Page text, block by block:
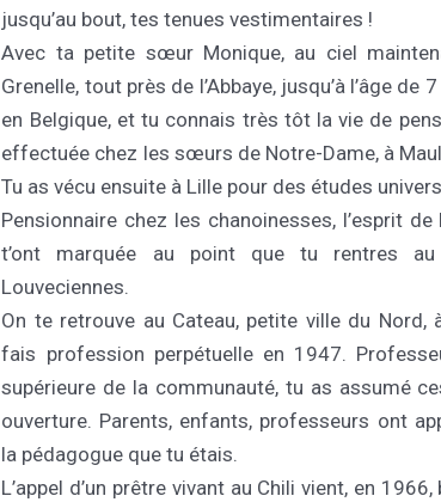
jusqu’au bout, tes tenues vestimentaires !
Avec ta petite sœur Monique, au ciel
Grenelle, tout près de l’Abbaye, jusqu’à l’âge
en Belgique, et tu connais très tôt la vie de
effectuée chez les sœurs de Notre-Dame, à
Tu as vécu ensuite à Lille pour des études
Pensionnaire chez les chanoinesses, l’esprit
t’ont marquée au point que tu rentres
Louveciennes.
On te retrouve au Cateau, petite ville du Nord,
fais profession perpétuelle en 1947.
supérieure de la communauté, tu as assumé
ouverture. Parents, enfants, professeurs ont
la pédagogue que tu étais.
L’appel d’un prêtre vivant au Chili vient, en